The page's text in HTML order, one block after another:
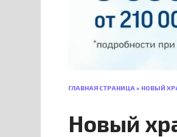
ГЛАВНАЯ СТРАНИЦА» НОВЫЙ
Новый